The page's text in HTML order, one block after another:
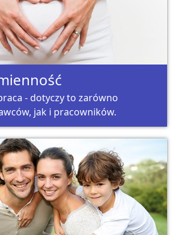
- dotyczy to zarówno
jak i pracowników.